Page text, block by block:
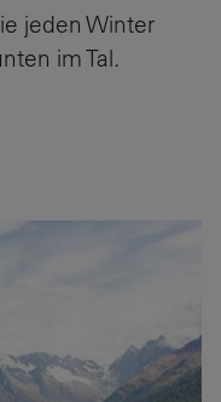
jeden Winter
im Tal.